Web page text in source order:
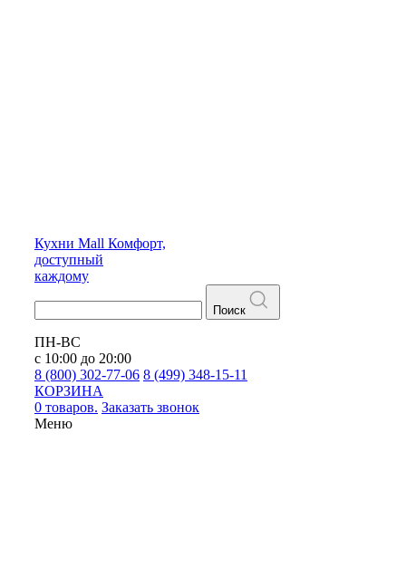
Кухни Mall Комфорт,
доступный
каждому
Поиск
ПН-ВС
с 10:00 до 20:00
8 (800) 302-77-06 8 (499) 348-15-11
КОРЗИНА
0 товаров. Заказать звонок
Меню